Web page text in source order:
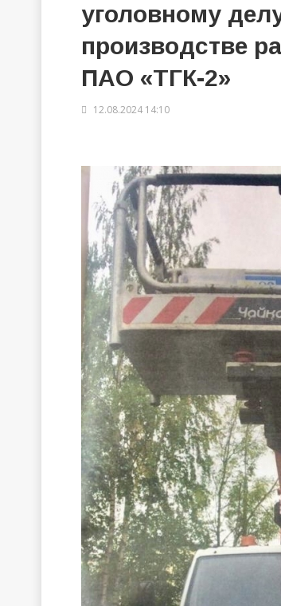
уголовному
производстве
ПАО «ТГК-2»
12.08.2024 14:10